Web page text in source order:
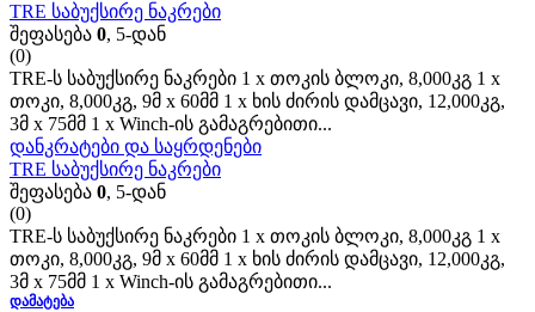
TRE საბუქსირე ნაკრები
შეფასება 0, 5-დან
(0)
TRE-ს საბუქსირე ნაკრები 1 x თოკის ბლოკი, 8,000კგ 1 x
თოკი, 8,000კგ, 9მ x 60მმ 1 x ხის ძირის დამცავი, 12,000კგ,
3მ x 75მმ 1 x Winch-ის გამაგრებითი...
დანკრატები და საყრდენები
TRE საბუქსირე ნაკრები
შეფასება 0, 5-დან
(0)
TRE-ს საბუქსირე ნაკრები 1 x თოკის ბლოკი, 8,000კგ 1 x
თოკი, 8,000კგ, 9მ x 60მმ 1 x ხის ძირის დამცავი, 12,000კგ,
3მ x 75მმ 1 x Winch-ის გამაგრებითი...
ᲓᲐᲛᲐᲢᲔᲑᲐ